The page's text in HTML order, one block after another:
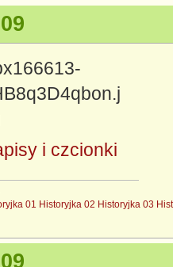
i czcionki
01 Historyjka 02 Historyjka 03